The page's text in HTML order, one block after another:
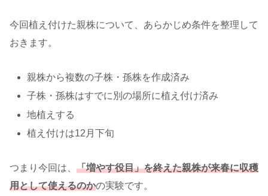
今回植え付けた親株について、あらかじめ条件を整理して
おきます。
親株から複数の子株・孫株を作成済み
子株・孫株はすでに別の場所に植え付け済み
地植えする
植え付けは12月下旬
つまり今回は、 「増やす役目」を終えた親株が来春に収穫
用として使えるのかの実験です。